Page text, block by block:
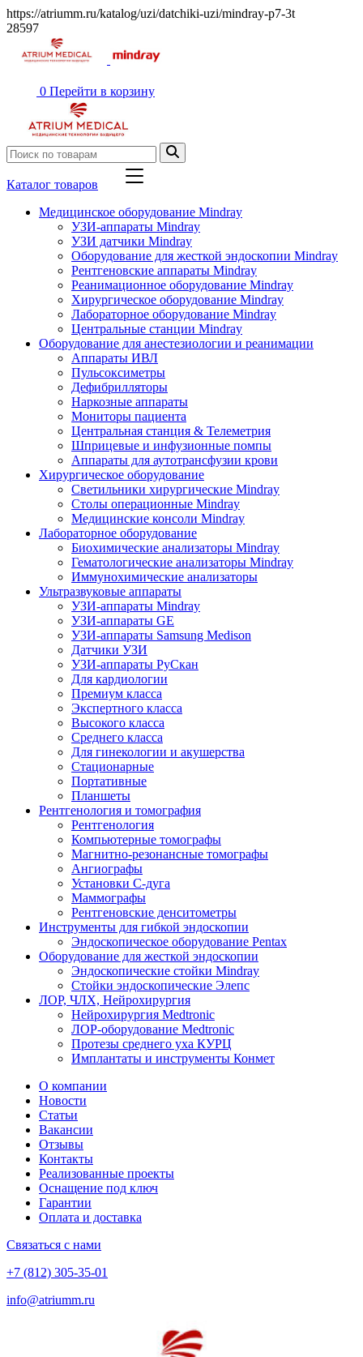
https://atriumm.ru/katalog/uzi/datchiki-uzi/mindray-p7-3t
28597
0 Перейти в корзину
Каталог товаров
Медицинское оборудование Mindray
УЗИ-аппараты Mindray
УЗИ датчики Mindray
Оборудование для жесткой эндоскопии Mindray
Рентгеновские аппараты Mindray
Реанимационное оборудование Mindray
Хирургическое оборудование Mindray
Лабораторное оборудование Mindray
Центральные станции Mindray
Оборудование для анестезиологии и реанимации
Аппараты ИВЛ
Пульсоксиметры
Дефибрилляторы
Наркозные аппараты
Мониторы пациента
Центральная станция & Телеметрия
Шприцевые и инфузионные помпы
Аппараты для аутотрансфузии крови
Хирургическое оборудование
Светильники хирургические Mindray
Столы операционные Mindray
Медицинские консоли Mindray
Лабораторное оборудование
Биохимические анализаторы Mindray
Гематологические анализаторы Mindray
Иммунохимические анализаторы
Ультразвуковые аппараты
УЗИ-аппараты Mindray
УЗИ-аппараты GE
УЗИ-аппараты Samsung Medison
Датчики УЗИ
УЗИ-аппараты РуСкан
Для кардиологии
Премиум класса
Экспертного класса
Высокого класса
Среднего класса
Для гинекологии и акушерства
Стационарные
Портативные
Планшеты
Рентгенология и томография
Рентгенология
Компьютерные томографы
Магнитно-резонансные томографы
Ангиографы
Установки С-дуга
Маммографы
Рентгеновские денситометры
Инструменты для гибкой эндоскопии
Эндоскопическое оборудование Pentax
Оборудование для жесткой эндоскопии
Эндоскопические стойки Mindray
Стойки эндоскопические Элепс
ЛОР, ЧЛХ, Нейрохирургия
Нейрохирургия Medtronic
ЛОР-оборудование Medtronic
Протезы среднего уха КУРЦ
Имплантаты и инструменты Конмет
О компании
Новости
Статьи
Вакансии
Отзывы
Контакты
Реализованные проекты
Оснащение под ключ
Гарантии
Оплата и доставка
Связаться с нами
+7 (812) 305-35-01
info@atriumm.ru